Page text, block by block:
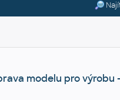
modelu pro výrobu